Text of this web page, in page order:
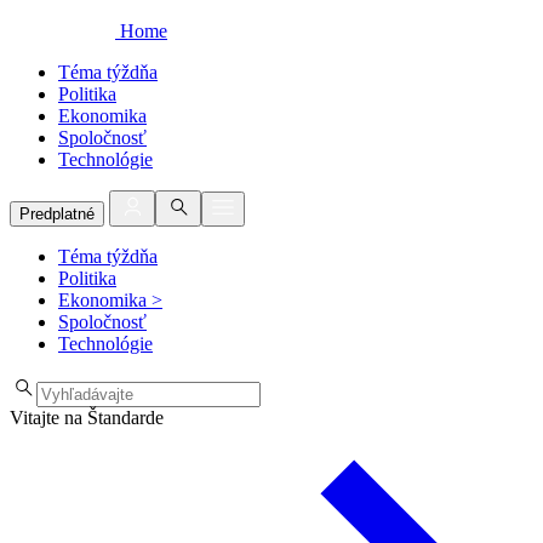
Home
Téma týždňa
Politika
Ekonomika
Spoločnosť
Technológie
Predplatné
Téma týždňa
Politika
Ekonomika >
Spoločnosť
Technológie
Vitajte na Štandarde